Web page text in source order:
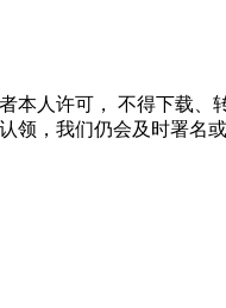
本人许可， 不得下载
领，我们仍会及时署名